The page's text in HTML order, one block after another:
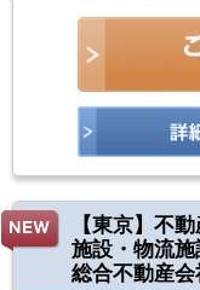
【東京】不
施設・物流施
総合不動産会